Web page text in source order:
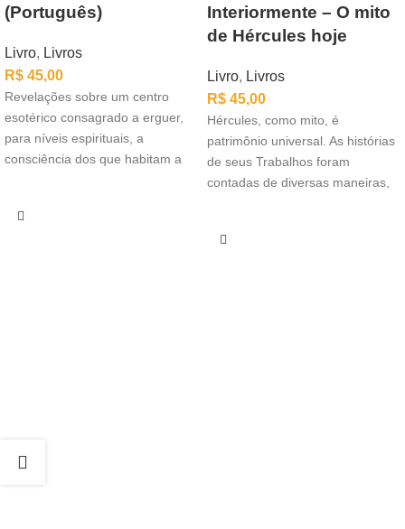
(Português)
Livro, Livros
R$ 45,00
Revelações sobre um centro
esotérico consagrado a erguer,
para níveis espirituais, a
consciência dos que habitam a
Interiormente – O mito
de Hércules hoje
Livro, Livros
R$ 45,00
Hércules, como mito, é
patrimônio universal. As histórias
de seus Trabalhos foram
contadas de diversas maneiras,